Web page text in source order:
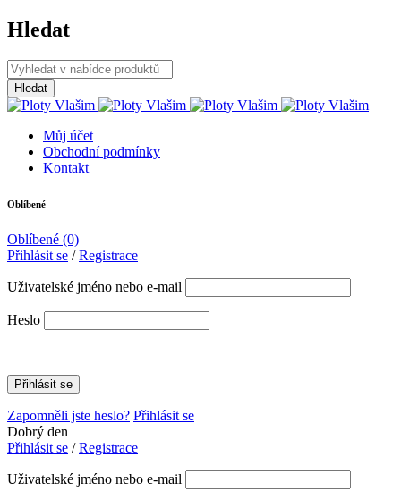
Hledat
Můj účet
Obchodní podmínky
Kontakt
Oblíbené
Oblíbené (0)
Přihlásit se /Registrace
Uživatelské jméno nebo e-mail
Heslo
Zapomněli jste heslo? Přihlásit se
Dobrý den
Přihlásit se /Registrace
Uživatelské jméno nebo e-mail